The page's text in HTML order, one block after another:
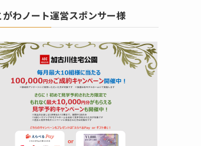
がわノート運営スポンサー様